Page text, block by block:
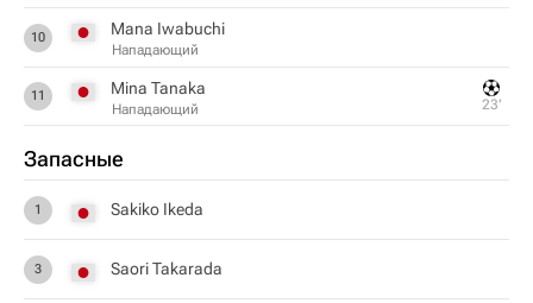
10 Mana Iwabuchi
Нападающий
11 Mina Tanaka
Нападающий 23‎’‎
Запасные
1 Sakiko Ikeda
3 Saori Takarada